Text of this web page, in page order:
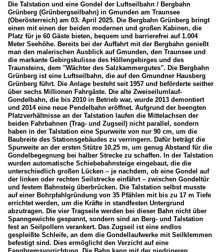
Die Talstation und eine Gondel der Luftseilbahn / Bergbahn
Grünberg (Grünbergseilbahn) in Gmunden am Traunsee
(Oberösterreich) am 03. April 2025. Die Bergbahn Grünberg bringt
einen mit einen der beiden modernen und großen Kabinen, die
Platz für je 60 Gäste bieten, bequem und barrierefrei auf 1.004
Meter Seehöhe. Bereits bei der Auffahrt mit der Bergbahn genießt
man den malerischen Ausblick auf Gmunden, den Traunsee und
die markante Gebirgskulisse des Höllengebirges und des
Traunsteins, dem "Wächter des Salzkammergutes". Die Bergbahn
Grünberg ist eine Luftseilbahn, die auf den Gmundner Hausberg
Grünberg führt. Die Anlage besteht seit 1957 und beförderte seither
über sechs Millionen Fahrgäste. Die alte Zweiseilumlauf-
Gondelbahn, die bis 2010 in Betrieb war, wurde 2013 demontiert
und 2014 eine neue Pendelbahn eröffnet. Aufgrund der beengten
Platzverhältnisse an der Talstation laufen die Mittelachsen der
beiden Fahrbahnen (Trag- und Zugseil) nicht parallel, sondern
haben in der Talstation eine Spurweite von nur 90 cm, um die
Baubreite des Stationsgebäudes zu verringern. Dafür beträgt die
Spurweite an der ersten Stütze 10,25 m, um genug Abstand für die
Gondelbegegnung bei halber Strecke zu schaffen. In der Talstation
wurden automatische Schiebebahnsteige eingebaut, die die
unterschiedlich großen Lücken – je nachdem, ob eine Gondel auf
der linken oder rechten Seilstrecke einfährt – zwischen Gondeltür
und festem Bahnsteig überbrücken. Die Talstation selbst musste
auf einer Bohrpfahlgründung von 35 Pfählen mit bis zu 17 m Tiefe
errichtet werden, um die Kräfte in standfesten Untergrund
abzutragen. Die vier Tragseile werden bei dieser Bahn nicht über
Spanngewichte gespannt, sondern sind an Berg- und Talstation
fest an Seilpollern verankert. Das Zugseil ist eine endlos
gespleißte Schleife, an dem die Gondellaufwerke mit Seilklemmen
befestigt sind. Dies ermöglicht den Verzicht auf eine